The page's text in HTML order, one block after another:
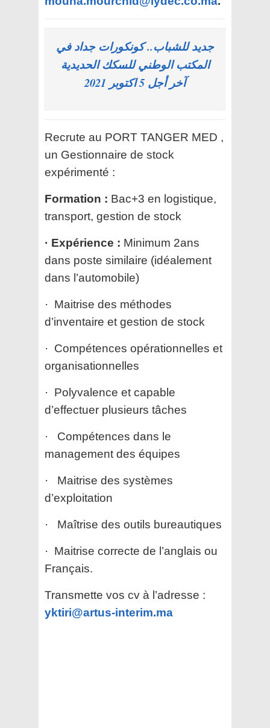
جديد للشباب.. كونكورات جداد في
المكتب الوطني للسكك الحديدية
آخر أجل 5 اكتوبر 2021
Recrute au PORT TANGER MED ,
un Gestionnaire de stock
expérimenté :
Formation : Bac+3 en logistique,
transport, gestion de stock
· Expérience : Minimum 2ans
dans poste similaire (idéalement
dans l’automobile)
· Maitrise des méthodes
d’inventaire et gestion de stock
· Compétences opérationnelles et
organisationnelles
· Polyvalence et capable
d’effectuer plusieurs tâches
· Compétences dans le
management des équipes
· Maitrise des systèmes
d’exploitation
· Maîtrise des outils bureautiques
· Maitrise correcte de l’anglais ou
Français.
Transmette vos cv à l’adresse :
yktiri@artus-interim.ma